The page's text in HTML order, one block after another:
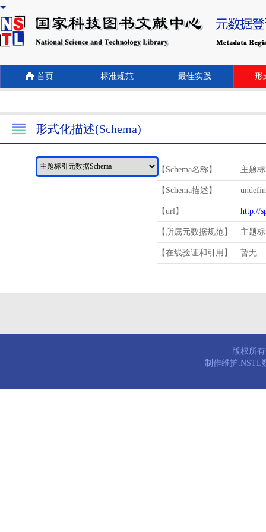
首页 标准规范 最佳实践 形
形式化描述(Schema)
【Schema名称】 主题
【Schema描述】
【url】 http://
【所属元数据规范】 主题
【在线验证和引用】 暂无
版权所
制作维护:NSTL